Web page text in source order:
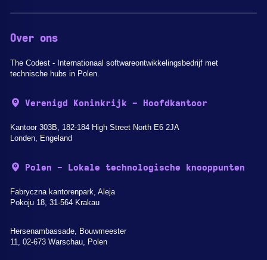
Over ons
The Codest - Internationaal softwareontwikkelingsbedrijf met
technische hubs in Polen.
Verenigd Koninkrijk - Hoofdkantoor
Kantoor 303B, 182-184 High Street North E6 2JA
Londen, Engeland
Polen - Lokale technologische knooppunten
Fabryczna kantorenpark, Aleja
Pokoju 18, 31-564 Krakau
Hersenambassade, Bouwmeester
11, 02-673 Warschau, Polen